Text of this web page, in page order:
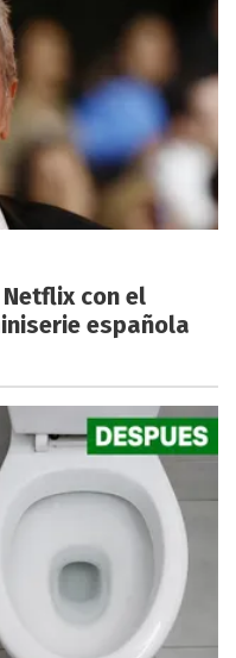
con el
española